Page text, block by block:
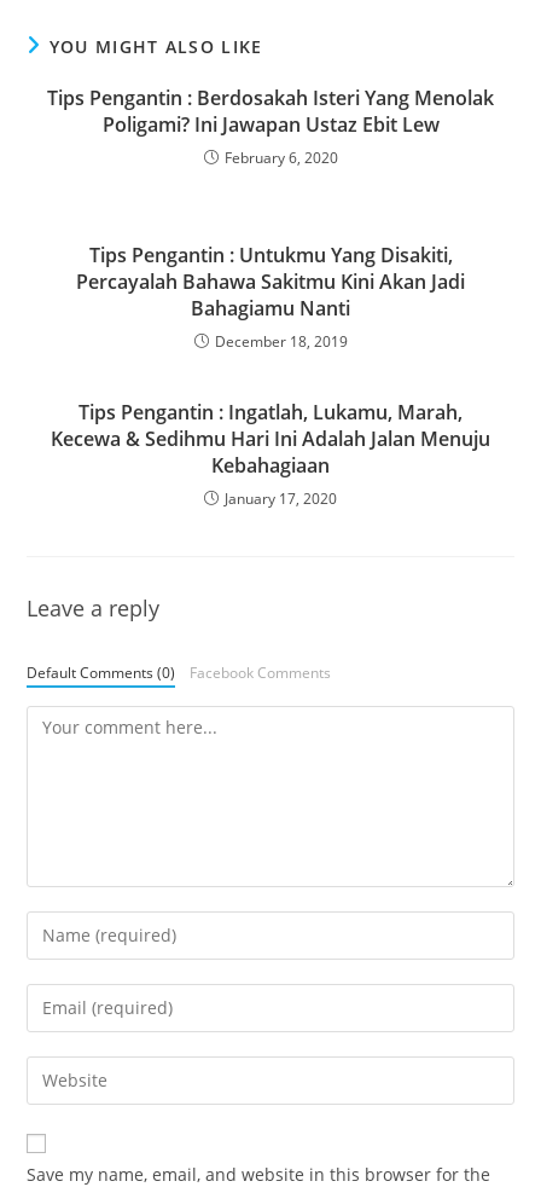
e
b
o
o
d
o
n
l e
YOU MIGHT ALSO LIKE
Tips Pengantin : Berdosakah Isteri Yang Menolak
Poligami? Ini Jawapan Ustaz Ebit Lew
February 6, 2020
Tips Pengantin : Untukmu Yang Disakiti,
Percayalah Bahawa Sakitmu Kini Akan Jadi
Bahagiamu Nanti
December 18, 2019
Tips Pengantin : Ingatlah, Lukamu, Marah,
Kecewa & Sedihmu Hari Ini Adalah Jalan Menuju
Kebahagiaan
January 17, 2020
Leave a reply
Default Comments (0) Facebook Comments
Save my name, email, and website in this browser for the